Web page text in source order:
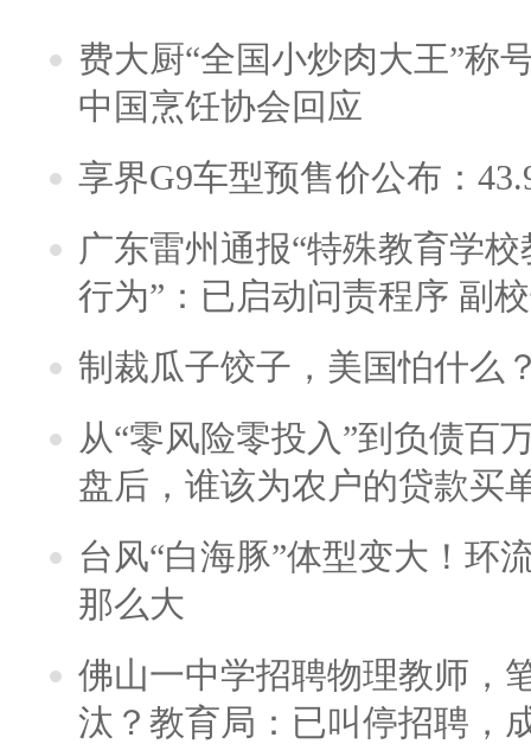
费大厨“全国小炒肉大王”称
中国烹饪协会回应
享界G9车型预售价公布：
广东雷州通报“特殊教育学
行为”：已启动问责程序 副
制裁瓜子饺子，美国怕什么
从“零风险零投入”到负债百
盘后，谁该为农户的贷款买
台风“白海豚”体型变大！环
那么大
佛山一中学招聘物理教师，
汰？教育局：已叫停招聘，